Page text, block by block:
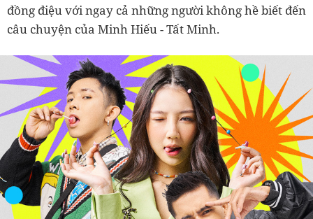
đồng điệu với ngay cả những người không hề biết đến
câu chuyện của Minh Hiếu - Tất Minh.